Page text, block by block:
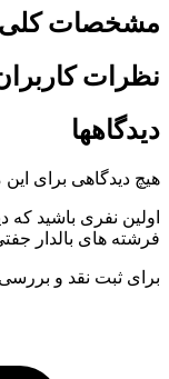
مشخصات کلی
نظرات
دیدگاهها
هیچ دیدگاهی برای
اولین نفری باشید
فرشته های بالدار
برای ثبت نقد و بررسی